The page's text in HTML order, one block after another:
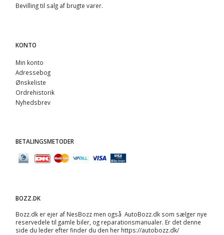
Bevilling til salg af brugte varer.
KONTO
Min konto
Adressebog
Ønskeliste
Ordrehistorik
Nyhedsbrev
BETALINGSMETODER
BOZZ.DK
Bozz.dk er ejer af NesBozz men også AutoBozz.dk som sælger nye
reservedele til gamle biler, og reparationsmanualer. Er det denne
side du leder efter finder du den her https://autobozz.dk/